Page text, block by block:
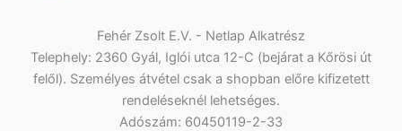
Fehér Zsolt E.V. - Netlap Alkatrész
Telephely: 2360 Gyál, Iglói utca 12-C (bejárat a Kőrösi út
felől). Személyes átvétel csak a shopban előre kifizetett
rendeléseknél lehetséges.
Adószám: 60450119-2-33